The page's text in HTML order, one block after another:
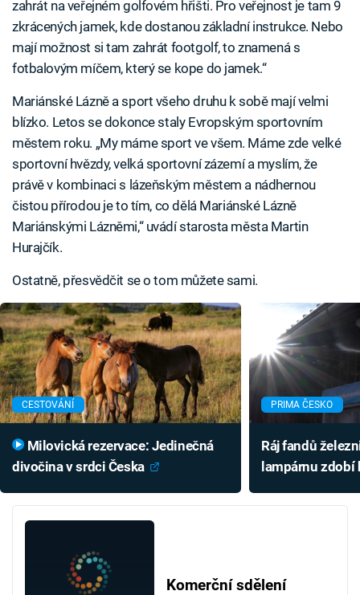
zahrát na veřejném golfovém hřišti. Pro veřejnost je tam 9
zkrácených jamek, kde dostanou základní instrukce. Nebo
mají možnost si tam zahrát footgolf, to znamená s
fotbalovým míčem, který se kope do jamek.“
Mariánské Lázně a sport všeho druhu k sobě mají velmi
blízko. Letos se dokonce staly Evropským sportovním
městem roku. „My máme sport ve všem. Máme zde velké
sportovní hvězdy, velká sportovní zázemí a myslím, že
právě v kombinaci s lázeňským městem a nádhernou
čistou přírodou je to tím, co dělá Mariánské Lázně
Mariánskými Lázněmi,“ uvádí starosta města Martin
Hurajčík.
Ostatně, přesvědčit se o tom můžete sami.
CESTOVÁNÍ
divočina v srdci Česka
PRIMA ČESKO
Ráj fandů
lampárnu
Komerční sdělení